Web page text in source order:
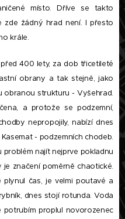
místo. Dříve se takto
zde žádný hrad není. I přesto
krále.
400 lety, za dob třicetileté
obrany a tak stejně, jako
obranou strukturu - Vyšehrad.
a protože se podzemní,
nepropojily, nabízí dnes
- podzemních chodeb.
problém najít nejprve pokladnu
značení poměrně chaotické.
čas, je velmi poutavé a
dnes stojí rotunda. Voda
potrubím proplul novorozenec